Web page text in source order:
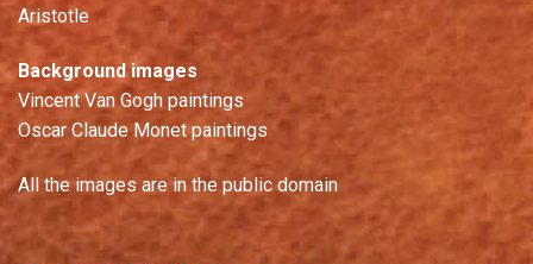
Aristotle
Background images
Vincent Van Gogh paintings
Oscar Claude Monet paintings
All the images are in the public domain